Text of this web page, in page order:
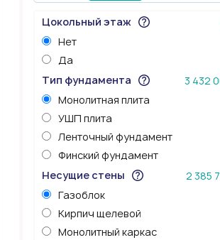
Цокольный этаж
Нет
Да
Тип фундамента
3 432
Монолитная плита
УШП плита
Ленточный фундамент
Финский фундамент
Несущие стены
2 385
Газоблок
Кирпич щелевой
Монолитный каркас